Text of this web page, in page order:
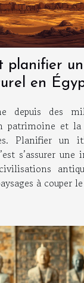
planifier
en
depuis des
patrimoine et
Planifier un
s’assurer
à couper